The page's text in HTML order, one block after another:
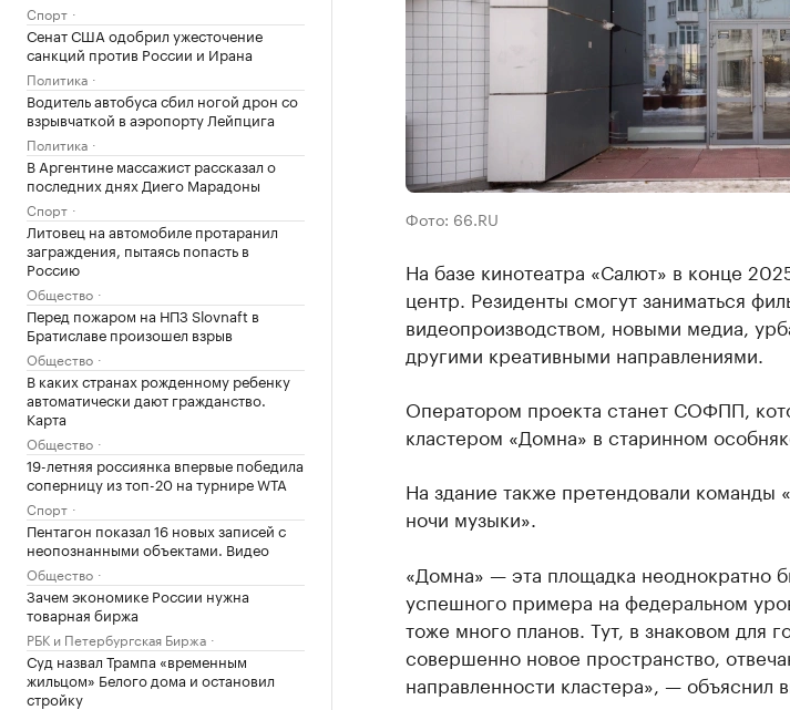
Спорт
Сенат США одобрил ужесточение
санкций против России и Ирана
Политика
Водитель автобуса сбил ногой дрон со
взрывчаткой в аэропорту Лейпцига
Политика
В Аргентине массажист рассказал о
последних днях Диего Марадоны
Спорт
Литовец на автомобиле протаранил
заграждения, пытаясь попасть в
Россию
Общество
Перед пожаром на НПЗ Slovnaft в
Братиславе произошел взрыв
Общество
В каких странах рожденному ребенку
автоматически дают гражданство.
Карта
Общество
19-летняя россиянка впервые победила
соперницу из топ-20 на турнире WTA
Спорт
Пентагон показал 16 новых записей с
неопознанными объектами. Видео
Общество
Зачем экономике России нужна
товарная биржа
РБК и Петербургская Биржа
Суд назвал Трампа «временным
жильцом» Белого дома и остановил
стройку
Фото: 66.RU
На базе кинотеатра «Салют» в конце
центр. Резиденты смогут заниматься
видеопроизводством, новыми медиа,
другими креативными направлениями.
Оператором проекта станет СОФПП,
кластером «Домна» в старинном
На здание также претендовали команды
ночи музыки».
«Домна» — эта площадка неоднократно
успешного примера на федеральном
тоже много планов. Тут, в знаковом для
совершенно новое пространство,
направленности кластера», — объяснил